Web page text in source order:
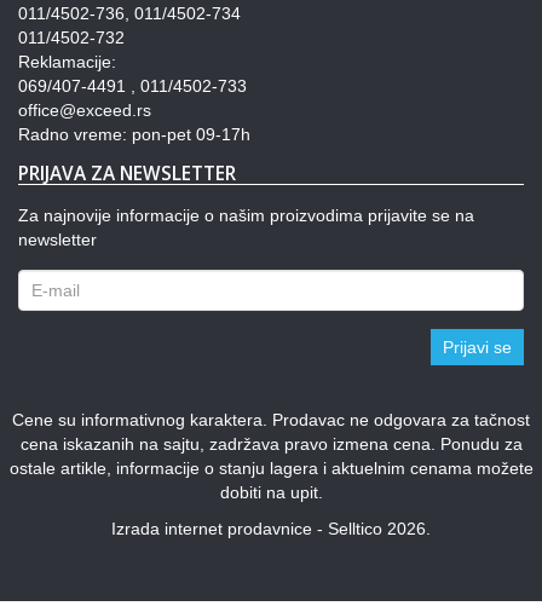
011/4502-736, 011/4502-734
011/4502-732
Reklamacije:
069/407-4491 , 011/4502-733
office@exceed.rs
Radno vreme: pon-pet 09-17h
PRIJAVA ZA NEWSLETTER
Za najnovije informacije o našim proizvodima prijavite se na
newsletter
Prijavi se
Cene su informativnog karaktera. Prodavac ne odgovara za tačnost
cena iskazanih na sajtu, zadržava pravo izmena cena. Ponudu za
ostale artikle, informacije o stanju lagera i aktuelnim cenama možete
dobiti na upit.
Izrada internet prodavnice - Selltico 2026.